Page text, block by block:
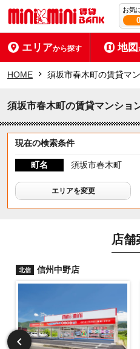
お気
0
エリアから探す 地図
HOME 須坂市春木町の賃貸マ
須坂市春木町の賃貸マンショ
現在の検索条件
町名 須坂市春木町
エリアを変更
店舗
北信 信州中野店